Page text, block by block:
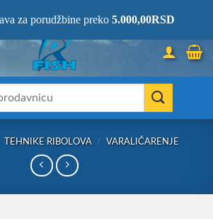
MESTU!
TEHNIKE RIBOLOVA / VARALIČARENJE
za porudžbine preko 5.000,00RSD